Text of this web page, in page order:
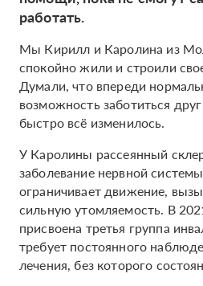
работать.
Мы Кирилл и Каролина из
спокойно жили и строили
Думали, что впереди
возможность заботиться
быстро всё изменилось.
У Каролины рассеянный
заболевание нервной
ограничивает движение,
сильную утомляемость. В
присвоена третья группа
требует постоянного
лечения, без которого